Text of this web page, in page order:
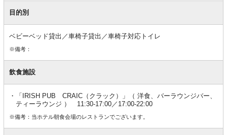
目的別
ベビーベッド貸出／車椅子貸出／車椅子対応トイレ
※備考：
飲食施設
「IRISH PUB CRAIC（クラック）」（ 洋食、バーラウンジバー、
ティーラウンジ ） 11:30-17:00／17:00-22:00
※備考：当ホテル朝食会場のレストランでございます。